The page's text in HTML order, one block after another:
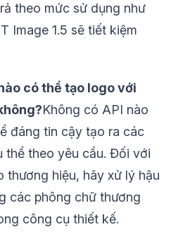
theo mức sử dụng như
Image 1.5 sẽ tiết kiệm
có thể tạo logo với
Không có API nào
đáng tin cậy tạo ra các
thể theo yêu cầu. Đối với
thương hiệu, hãy xử lý hậu
các phông chữ thương
công cụ thiết kế.